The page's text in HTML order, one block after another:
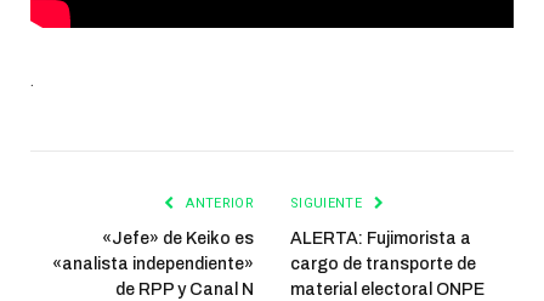
.
ANTERIOR
«Jefe» de Keiko es
«analista independiente»
de RPP y Canal N
SIGUIENTE
ALERTA: Fujimorista a
cargo de transporte de
material electoral ONPE